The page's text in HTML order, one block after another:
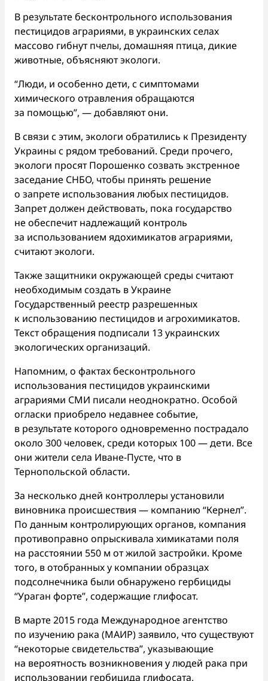
В результате бесконтрольного использования
пестицидов аграриями, в украинских селах
массово гибнут пчелы, домашняя птица, дикие
животные, объясняют экологи.
“Люди, и особенно дети, с симптомами
химического отравления обращаются
за помощью”, — добавляют они.
В связи с этим, экологи обратились к Президенту
Украины с рядом требований. Среди прочего,
экологи просят Порошенко созвать экстренное
заседание СНБО, чтобы принять решение
о запрете использования любых пестицидов.
Запрет должен действовать, пока государство
не обеспечит надлежащий контроль
за использованием ядохимикатов аграриями,
считают экологи.
Также защитники окружающей среды считают
необходимым создать в Украине
Государственный реестр разрешенных
к использованию пестицидов и агрохимикатов.
Текст обращения подписали 13 украинских
экологических организаций.
Напомним, о фактах бесконтрольного
использования пестицидов украинскими
аграриями СМИ писали неоднократно. Особой
огласки приобрело недавнее событие,
в результате которого одновременно пострадало
около 300 человек, среди которых 100 — дети. Все
они жители села Иване-Пусте, что в
Тернопольской области.
За несколько дней контроллеры установили
виновника происшествия — компанию “Кернел”.
По данным контролирующих органов, компания
противоправно опрыскивала химикатами поля
на расстоянии 550 м от жилой застройки. Кроме
того, в отобранных у компании образцах
подсолнечника были обнаружено гербициды
“Ураган форте”, содержащие глифосат.
В марте 2015 года Международное агентство
по изучению рака (МАИР) заявило, что существуют
“некоторые свидетельства”, указывающие
на вероятность возникновения у людей рака при
использовании гербицида глифосата,